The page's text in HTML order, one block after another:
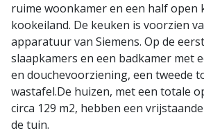
ruime woonkamer en een half open
kookeiland. De keuken is voorzien
apparatuur van Siemens. Op de
slaapkamers en een badkamer met
en douchevoorziening, een tweede
wastafel.De huizen, met een totale
circa 129 m2, hebben een
de tuin.